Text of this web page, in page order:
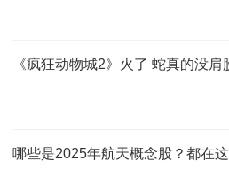
《疯狂动物城2》火了 蛇真的没
哪些是2025年航天概念股？都在